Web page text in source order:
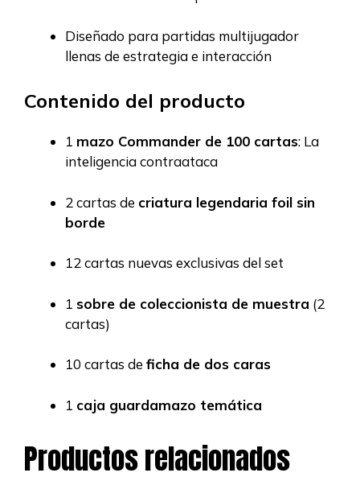
Diseñado para partidas multijugador
llenas de estrategia e interacción
Contenido del producto
1 mazo Commander de 100 cartas: La
inteligencia contraataca
2 cartas de criatura legendaria foil sin
borde
12 cartas nuevas exclusivas del set
1 sobre de coleccionista de muestra (2
cartas)
10 cartas de ficha de dos caras
1 caja guardamazo temática
Productos relacionados